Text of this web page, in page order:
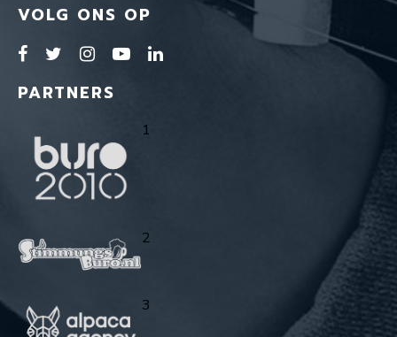
VOLG ONS OP
PARTNERS
1
2
3